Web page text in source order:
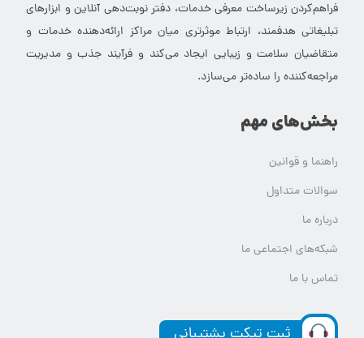
فراهم‌کردن زیرساخت معرفی خدمات، دفتر نوبت‌دهی آنلاین و ابزارهای
تبلیغاتی هدفمند، ارتباط موثرتری میان مراکز ارائه‌دهنده خدمات و
متقاضیان سلامت و زیبایی ایجاد می‌کند و فرآیند جذب و مدیریت
مراجعه‌کننده را ساده‌تر می‌سازد.
بخش‌های مهم
راهنما و قوانین
سوالات متداول
درباره ما
شبکه‌های اجتماعی ما
تماس با ما